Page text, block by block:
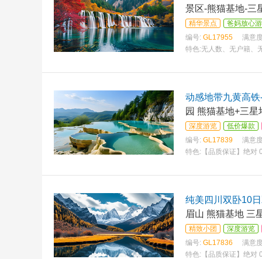
景区-熊猫基地-三
精华景点
爸妈放心游
编号: GL17955
满意
特色:无人数、无户籍、
动感地带九黄高
园 熊猫基地+三
深度游览
低价爆款
编号: GL17839
满意
特色: 【品质保证】绝
纯美四川双卧10
眉山 熊猫基地 三
精致小团
深度游览
编号: GL17836
满意
特色: 【品质保证】绝